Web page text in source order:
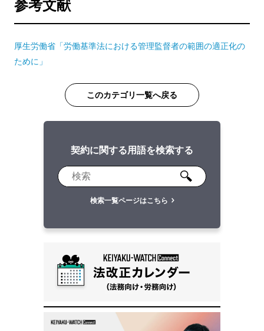
参考文献
厚生労働省「労働基準法における管理監督者の範囲の適正化の
ために」
このカテゴリ一覧へ戻る
契約に関する用語を検索する
検索一覧ページはこちら